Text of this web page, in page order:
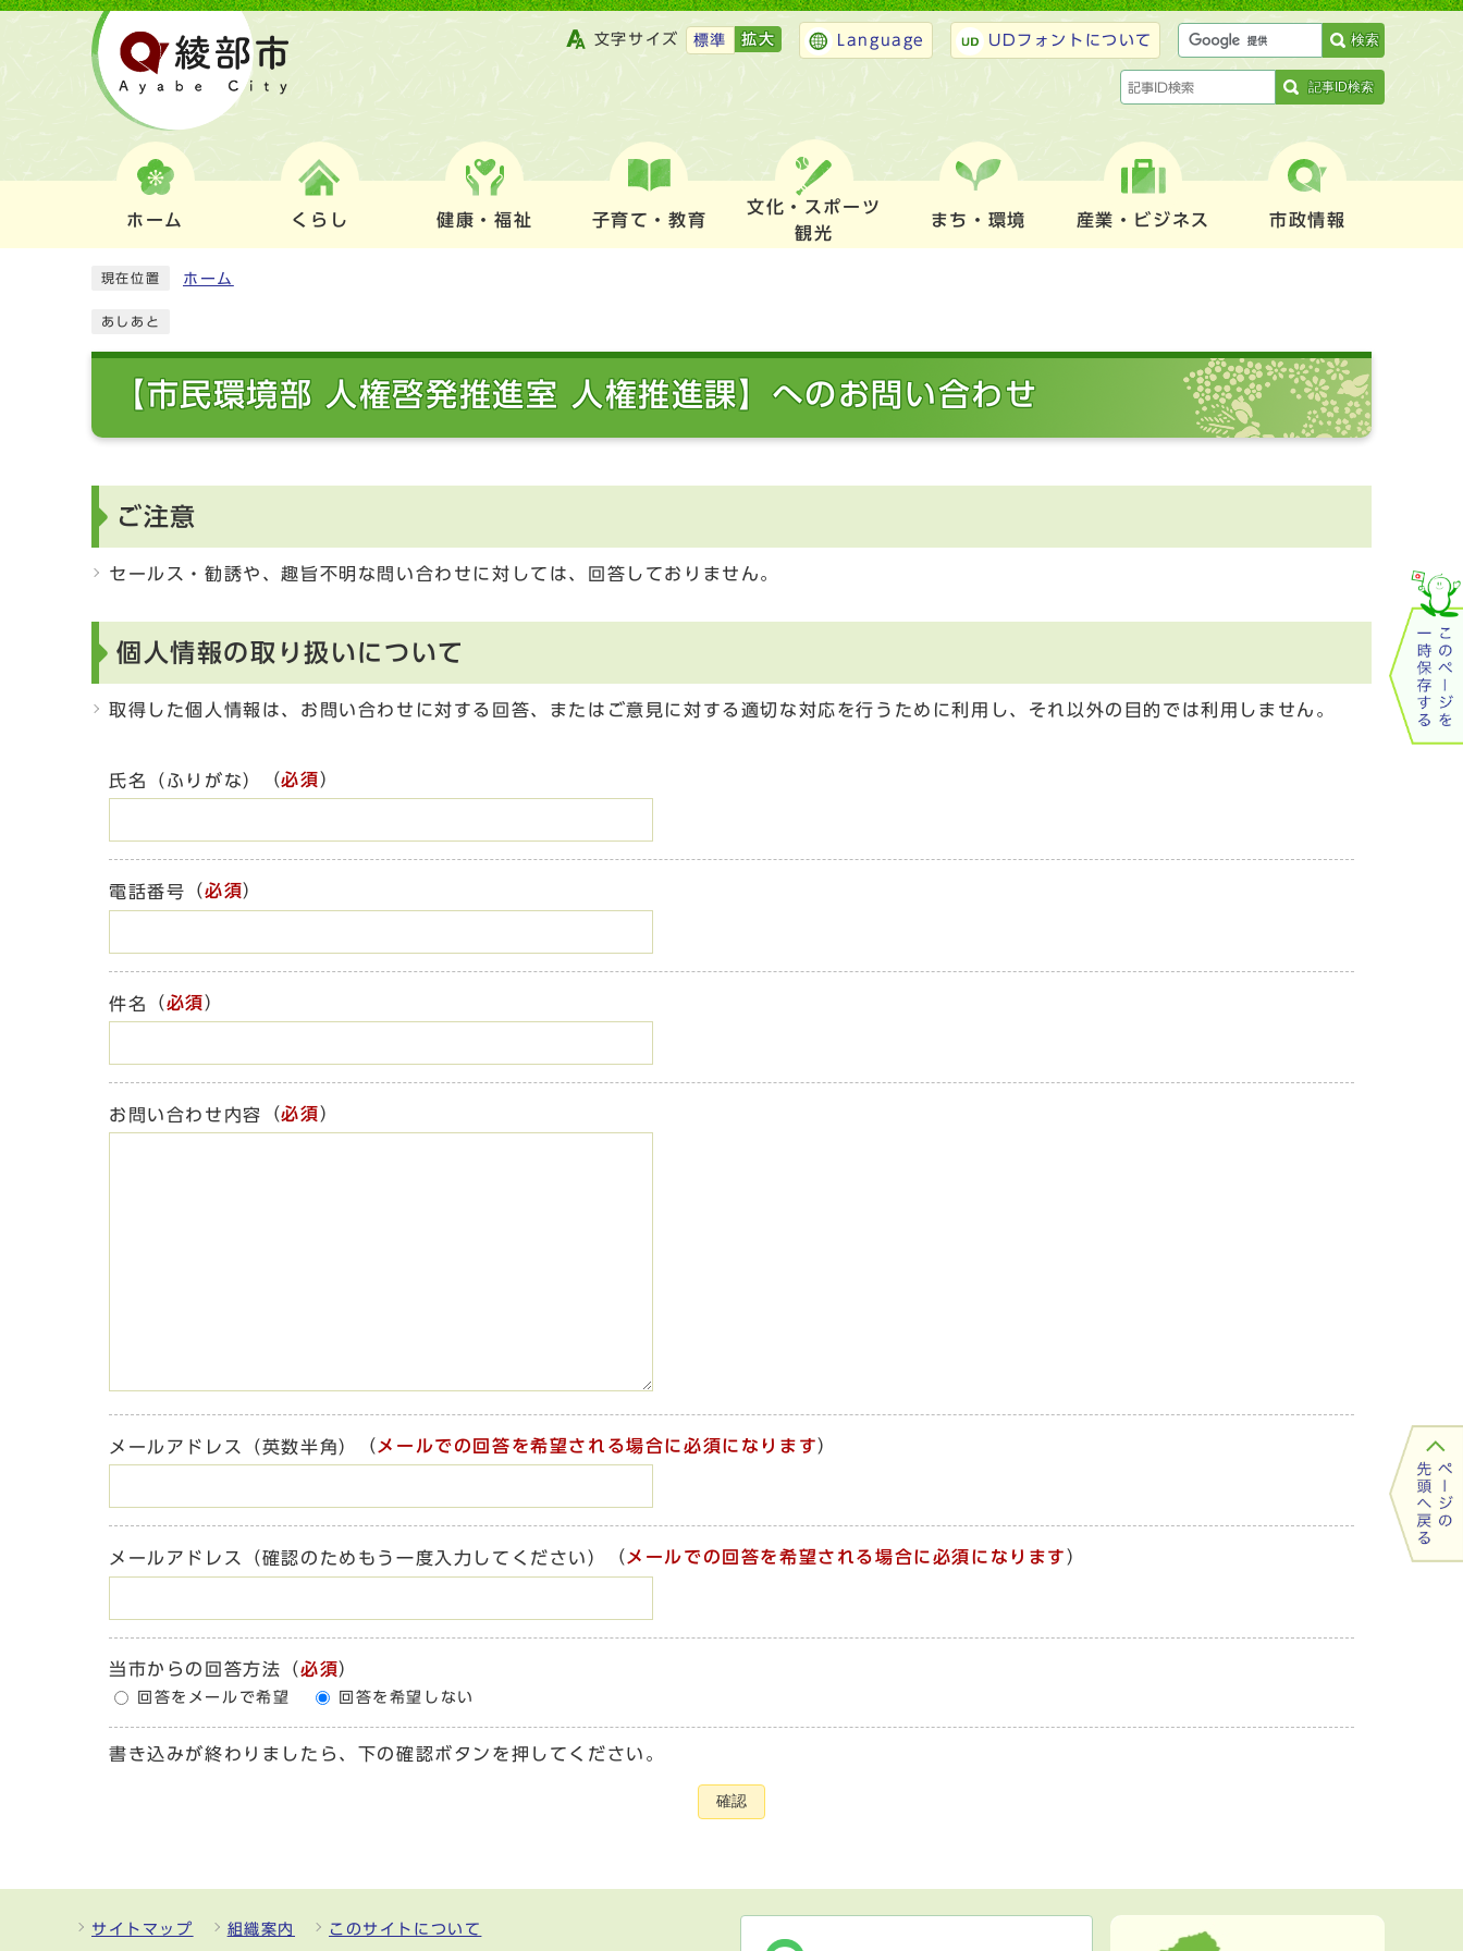
文字サイズ 標準 拡大 Language UDフォントについて 検索
記事ID検索
ホーム くらし 健康・福祉 子育て・教育
文化・スポーツ
観光
まち・環境 産業・ビジネス 市政情報
現在位置 ホーム
あしあと
【市民環境部 人権啓発推進室 人権推進課】へのお問い合わせ
ご注意
セールス・勧誘や、趣旨不明な問い合わせに対しては、回答しておりません。
個人情報の取り扱いについて
取得した個人情報は、お問い合わせに対する回答、またはご意見に対する適切な対応を行うために利用し、それ以外の目的では利用しません。
氏名（ふりがな） （必須）
電話番号 （必須）
件名 （必須）
お問い合わせ内容 （必須）
メールアドレス（英数半角） （ メールでの回答を希望される場合に必須になります）
メールアドレス（確認のためもう一度入力してください） （ メールでの回答を希望される場合に必須になります ）
当市からの回答方法 （必須）
回答をメールで希望 回答を希望しない
書き込みが終わりましたら、下の確認ボタンを押してください。
確認
サイトマップ 組織案内
このサイトについて